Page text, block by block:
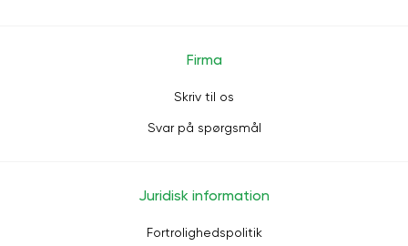
Firma
Skriv til os
Svar på spørgsmål
Juridisk information
Fortrolighedspolitik